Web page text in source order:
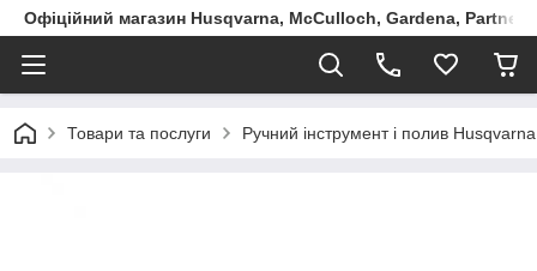
Офіційний магазин Husqvarna, McCulloch, Gardena, Partner
Товари та послуги Ручний інструмент і полив